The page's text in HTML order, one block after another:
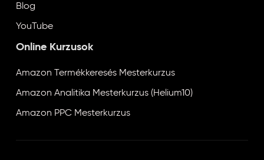
Blog
YouTube
Online Kurzusok
Amazon Termékkeresés Mesterkurzus
Amazon Analitika Mesterkurzus (Helium10)
Amazon PPC Mesterkurzus